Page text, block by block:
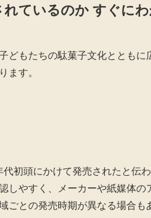
ているのか すぐにわ
どもたちの駄菓子文化ととも
ます。
初頭にかけて発売されたと伝
しやすく、メーカーや紙媒体
ごとの発売時期が異なる場合も